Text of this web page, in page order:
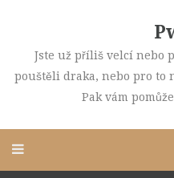
Jste už příliš velcí nebo
pouštěli draka, nebo pro to
Pak vám